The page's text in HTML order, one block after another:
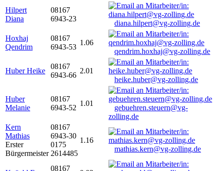
Hilpert
Diana
08167
6943-23
diana.hilpert@vg-zolling.de
Hoxhaj
Qendrim
08167
6943-53
1.06
qendrim.hoxhaj@vg-zolling.de
Huber Heike
08167
6943-66
2.01
heike.huber@vg-zolling.de
Huber
Melanie
08167
6943-52
1.01
gebuehren.steuern@vg-
zolling.de
Kern
Mathias
Erster
Bürgermeister
08167
6943-30
0175
2614485
1.16
mathias.kern@vg-zolling.de
08167